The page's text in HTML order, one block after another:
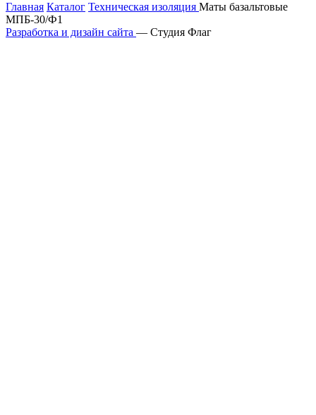
Главная Каталог Техническая изоляция Маты базальтовые
МПБ-30/Ф1
Разработка и дизайн сайта — Студия Флаг